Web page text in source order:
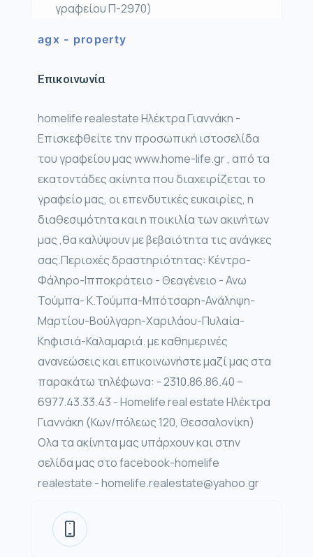
γραφείου Π-2970)
agx - property
Επικοινωνία
homelife realestate Ηλέκτρα Γιαννάκη -
Επισκεφθείτε την προσωπική ιστοσελίδα
του γραφείου μας www.home-life.gr , από τα
εκατοντάδες ακίνητα που διαχειρίζεται το
γραφείο μας, οι επενδυτικές ευκαιρίες, η
διαθεσιμότητα και η ποικιλία των ακινήτων
μας ,θα καλύψουν με βεβαιότητα τις ανάγκες
σας.Περιοχές δραστηριότητας: Κέντρο-
Φάληρο-Ιπποκράτειο - Θεαγένειο - Ανω
Τούμπα- Κ.Τούμπα-Μπότσαρη-Ανάληψη-
Μαρτίου-Βούλγαρη-Χαριλάου-Πυλαία-
Κηφισιά-Καλαμαριά. με καθημερινές
ανανεώσεις και επικοινωνήστε μαζί μας στα
παρακάτω τηλέφωνα: - 2310.86.86.40 –
6977.43.33.43 - Homelife real estate Ηλέκτρα
Γιαννάκη (Κων/πόλεως 120, Θεσσαλονίκη)
Ολα τα ακίνητα μας υπάρχουν και στην
σελίδα μας στο facebook-homelife
realestate - homelife.realestate@yahoo.gr